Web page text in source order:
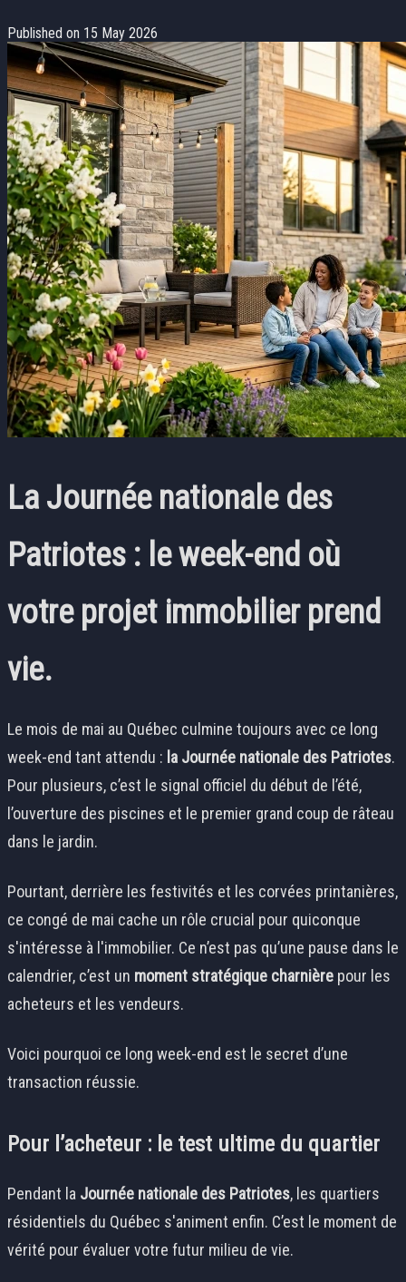
Published on 15 May 2026
La Journée nationale des
Patriotes : le week-end où
votre projet immobilier prend
vie.
Le mois de mai au Québec culmine toujours avec ce long
week-end tant attendu : la Journée nationale des Patriotes.
Pour plusieurs, c’est le signal officiel du début de l’été,
l’ouverture des piscines et le premier grand coup de râteau
dans le jardin.
Pourtant, derrière les festivités et les corvées printanières,
ce congé de mai cache un rôle crucial pour quiconque
s'intéresse à l'immobilier. Ce n’est pas qu’une pause dans le
calendrier, c’est un moment stratégique charnière pour les
acheteurs et les vendeurs.
Voici pourquoi ce long week-end est le secret d’une
transaction réussie.
Pour l’acheteur : le test ultime du quartier
Pendant la Journée nationale des Patriotes, les quartiers
résidentiels du Québec s'animent enfin. C’est le moment de
vérité pour évaluer votre futur milieu de vie.